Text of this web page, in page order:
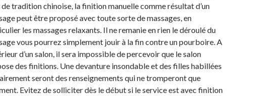
tradition chinoise, la finition manuelle comme résultat d’un
peut être proposé avec toute sorte de massages, en
les massages relaxants. Il ne remanie en rien le déroulé du
vous pourrez simplement jouir à la fin contre un pourboire. A
d’un salon, il sera impossible de percevoir que le salon
des finitions. Une devanture insondable et des filles habillées
seront des renseignements qui ne tromperont que
Evitez de solliciter dès le début si le service est avec finition